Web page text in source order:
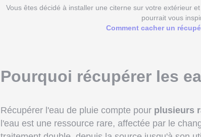
Vous êtes décidé à installer une citerne sur votre extérieur
pourrait vous
Comment cacher un
Pourquoi récupérer les
Récupérer l'eau de pluie compte pour plusieurs
l'eau est une ressource rare, affectée par le